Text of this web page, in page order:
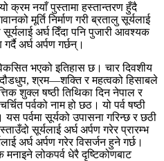
क्रम नयाँ पुस्तामा हस्तान्तरण हुँदै
मूर्ति निर्माण गरी ब्रतालु सूर्यलाई
अर्घ दिँदा पनि पुजारी आवश्यक
अर्घ अर्पण गर्छन्।
भएको इतिहास छ। चार दिवशीय
श्रम—शक्ति र महत्वको हिसाबले
शुक्ल षष्ठी तिथिका दिन नेपाल र
पर्वको नाम हो छठ। यो पर्व षष्ठी
पर्वमा सूर्यको उपासना गरिन्छ र छठी
सूर्यलाई अर्घ अर्पण गरेर प्रारम्भ
अर्घ अर्पण गरेर विसर्जन हुने गर्छ।
मनाइने लोकपर्व धेरै दृष्टिकोणबाट